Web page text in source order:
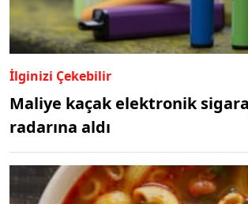
İlginizi Çekebilir
Maliye kaçak elektronik
radarına aldı